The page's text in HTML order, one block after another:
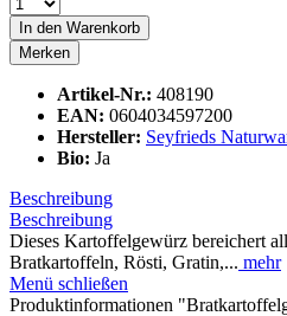
In den Warenkorb
Merken
Artikel-Nr.: 408190
EAN: 0604034597200
Hersteller: Seyfrieds
Bio: Ja
Beschreibung
Beschreibung
Dieses Kartoffelgewürz bereichert
Bratkartoffeln, Rösti, Gratin,... mehr
Menü schließen
Produktinformationen